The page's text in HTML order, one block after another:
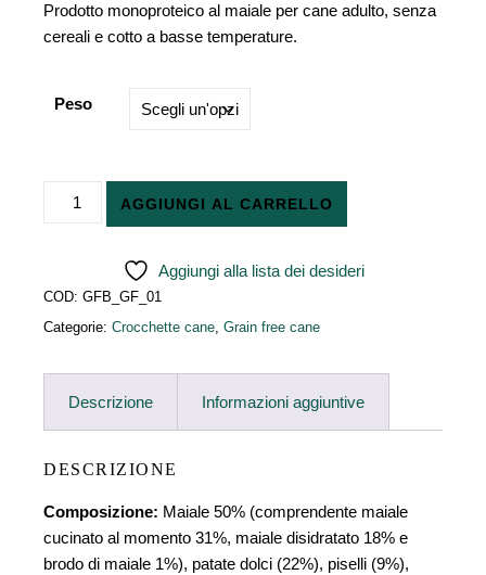
Prodotto monoproteico al maiale per cane adulto, senza
cereali e cotto a basse temperature.
Peso
Maiale con patate dolci e mele quantità
AGGIUNGI AL CARRELLO
Aggiungi alla lista dei desideri
COD: GFB_GF_01
Categorie: Crocchette cane, Grain free cane
Descrizione Informazioni aggiuntive
DESCRIZIONE
Composizione: Maiale 50% (comprendente maiale
cucinato al momento 31%, maiale disidratato 18% e
brodo di maiale 1%), patate dolci (22%), piselli (9%),